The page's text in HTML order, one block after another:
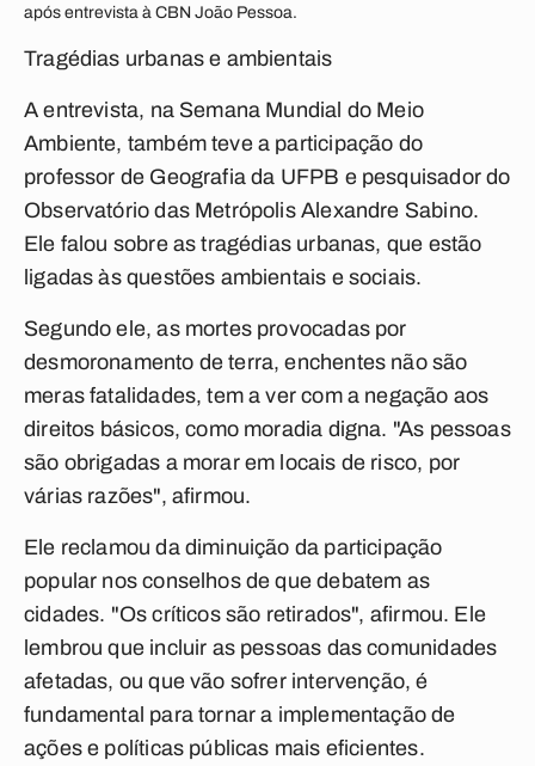
após entrevista à CBN João Pessoa.
Tragédias urbanas e ambientais
A entrevista, na Semana Mundial do Meio
Ambiente, também teve a participação do
professor de Geografia da UFPB e pesquisador do
Observatório das Metrópolis Alexandre Sabino.
Ele falou sobre as tragédias urbanas, que estão
ligadas às questões ambientais e sociais.
Segundo ele, as mortes provocadas por
desmoronamento de terra, enchentes não são
meras fatalidades, tem a ver com a negação aos
direitos básicos, como moradia digna. "As pessoas
são obrigadas a morar em locais de risco, por
várias razões", afirmou.
Ele reclamou da diminuição da participação
popular nos conselhos de que debatem as
cidades. "Os críticos são retirados", afirmou. Ele
lembrou que incluir as pessoas das comunidades
afetadas, ou que vão sofrer intervenção, é
fundamental para tornar a implementação de
ações e políticas públicas mais eficientes.